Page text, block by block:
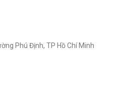
Phú Định, TP Hồ Chí Minh